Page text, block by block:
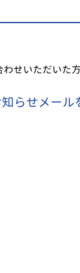
わせいただいた
らせメール